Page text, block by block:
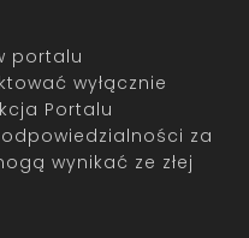
portalu
wyłącznie
Portalu
za
wynikać ze złej